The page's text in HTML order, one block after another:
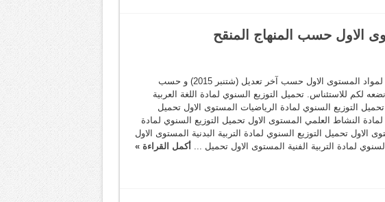
الاول حسب المنهاج المنقح
التوزيع السنوي لمواد المستوى الاول حسب آخر تعديل (شتنبر 2015) و حسب
نضعه لكم للاستئناس. تحميل التوزيع السنوي لمادة اللغة العربية
التوزيع السنوي لمادة الرياضيات المستوى الاول تحميل
لمادة النشاط العلمي المستوى الاول تحميل التوزيع السنوي لمادة
الاول تحميل التوزيع السنوي لمادة التربية البدنية المستوى الاول
لمادة التربية الفنية المستوى الاول تحميل ... أكمل القراءة »